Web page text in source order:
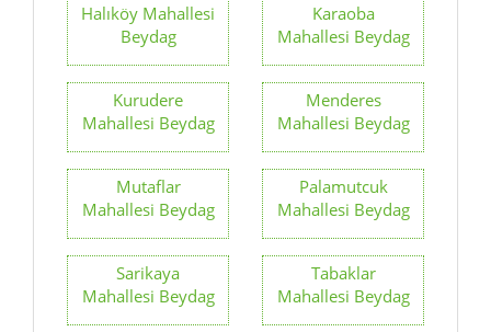
Halıköy Mahallesi
Beydag
Karaoba
Mahallesi Beydag
Kurudere
Mahallesi Beydag
Menderes
Mahallesi Beydag
Mutaflar
Mahallesi Beydag
Palamutcuk
Mahallesi Beydag
Sarikaya
Mahallesi Beydag
Tabaklar
Mahallesi Beydag